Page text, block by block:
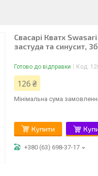
Свасарі Кватх
застуда та синусит,
Готово до відправки Код:
126 ₴
Мінімальна сума
Купити
+380 (63) 698-37-17